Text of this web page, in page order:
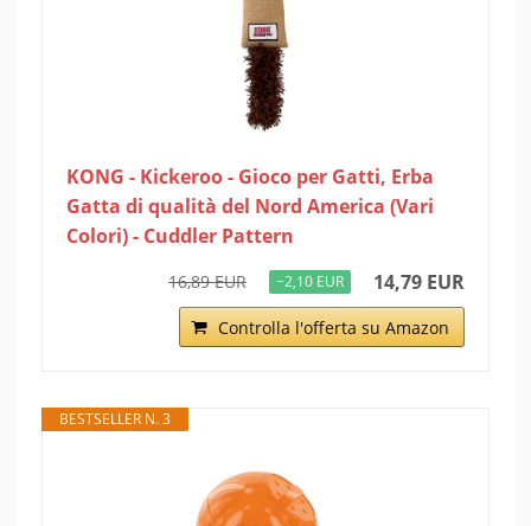
KONG - Kickeroo - Gioco per Gatti, Erba
Gatta di qualità del Nord America (Vari
Colori) - Cuddler Pattern
16,89 EUR −2,10 EUR 14,79 EUR
Controlla l'offerta su Amazon
BESTSELLER N. 3